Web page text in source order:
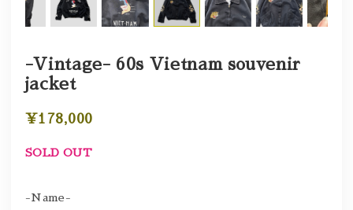
-Vintage- 60s Vietnam souvenir
jacket
¥178,000
SOLD OUT
-Name-